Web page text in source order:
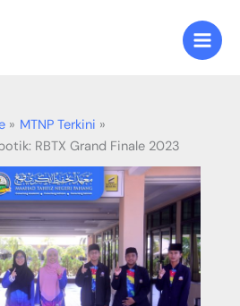
MTNP Terkini
RBTX Grand Finale 2023